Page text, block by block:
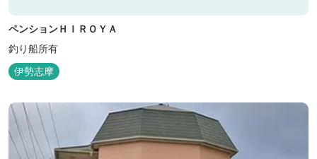
ペンションＨＩＲＯＹＡ
釣り船所有
伊勢志摩